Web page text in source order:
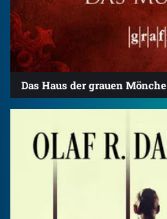
Das Haus der grauen Mönche